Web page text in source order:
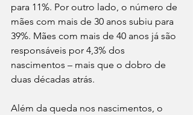
para 11%. Por outro lado, o número de
mães com mais de 30 anos subiu para
39%. Mães com mais de 40 anos já são
responsáveis por 4,3% dos
nascimentos – mais que o dobro de
duas décadas atrás.
Além da queda nos nascimentos, o